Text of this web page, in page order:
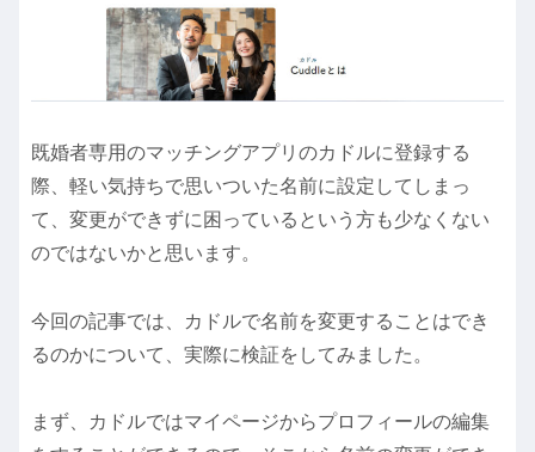
既婚者専用のマッチングアプリのカドルに登録する
際、軽い気持ちで思いついた名前に設定してしまっ
て、変更ができずに困っているという方も少なくない
のではないかと思います。
今回の記事では、カドルで名前を変更することはでき
るのかについて、実際に検証をしてみました。
まず、カドルではマイページからプロフィールの編集